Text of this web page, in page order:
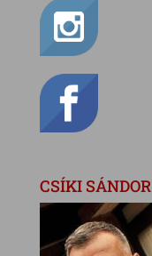
CSÍKI SÁNDOR